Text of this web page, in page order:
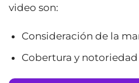
video son:
Consideración de la
Cobertura y